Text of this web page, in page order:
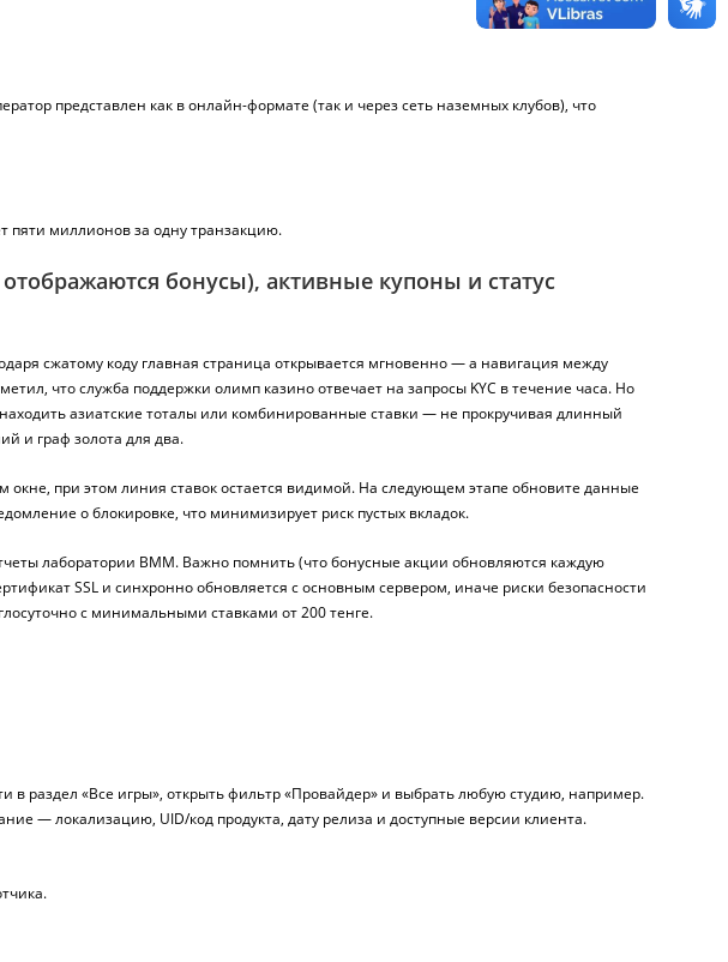
представлен как в онлайн-формате (так и через сеть наземных клубов), что
пяти миллионов за одну транзакцию.
бонусы), активные купоны и статус
сжатому коду главная страница открывается мгновенно — а навигация между
что служба поддержки олимп казино отвечает на запросы KYC в течение часа. Но
азиатские тоталы или комбинированные ставки — не прокручивая длинный
и граф золота для два.
окне, при этом линия ставок остается видимой. На следующем этапе обновите данные
о блокировке, что минимизирует риск пустых вкладок.
лаборатории BMM. Важно помнить (что бонусные акции обновляются каждую
SSL и синхронно обновляется с основным сервером, иначе риски безопасности
с минимальными ставками от 200 тенге.
в раздел «Все игры», открыть фильтр «Провайдер» и выбрать любую студию, например.
— локализацию, UID/код продукта, дату релиза и доступные версии клиента.